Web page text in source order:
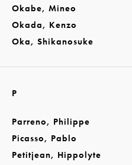
Okabe, Mineo
Okada, Kenzo
Oka, Shikanosuke
P
Parreno, Philippe
Picasso, Pablo
Petitjean, Hippolyte